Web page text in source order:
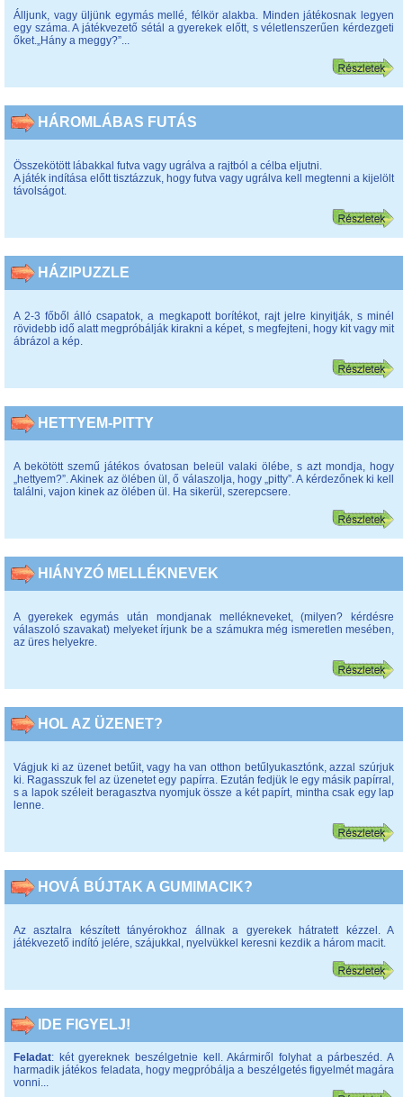
Álljunk, vagy üljünk egymás mellé, félkör alakba. Minden játékosnak legyen
egy száma. A játékvezető sétál a gyerekek előtt, s véletlenszerűen kérdezgeti
őket.„Hány a meggy?”...
HÁROMLÁBAS FUTÁS
Összekötött lábakkal futva vagy ugrálva a rajtból a célba eljutni.
A játék indítása előtt tisztázzuk, hogy futva vagy ugrálva kell megtenni a kijelölt
távolságot.
HÁZIPUZZLE
A 2-3 főből álló csapatok, a megkapott borítékot, rajt jelre kinyitják, s minél
rövidebb idő alatt megpróbálják kirakni a képet, s megfejteni, hogy kit vagy mit
ábrázol a kép.
HETTYEM-PITTY
A bekötött szemű játékos óvatosan beleül valaki ölébe, s azt mondja, hogy
„hettyem?”. Akinek az ölében ül, ő válaszolja, hogy „pitty”. A kérdezőnek ki kell
találni, vajon kinek az ölében ül. Ha sikerül, szerepcsere.
HIÁNYZÓ MELLÉKNEVEK
A gyerekek egymás után mondjanak mellékneveket, (milyen? kérdésre
válaszoló szavakat) melyeket írjunk be a számukra még ismeretlen mesében,
az üres helyekre.
HOL AZ ÜZENET?
Vágjuk ki az üzenet betűit, vagy ha van otthon betűlyukasztónk, azzal szúrjuk
ki. Ragasszuk fel az üzenetet egy papírra. Ezután fedjük le egy másik papírral,
s a lapok széleit beragasztva nyomjuk össze a két papírt, mintha csak egy lap
lenne.
HOVÁ BÚJTAK A GUMIMACIK?
Az asztalra készített tányérokhoz állnak a gyerekek hátratett kézzel. A
játékvezető indító jelére, szájukkal, nyelvükkel keresni kezdik a három macit.
IDE FIGYELJ!
Feladat: két gyereknek beszélgetnie kell. Akármiről folyhat a párbeszéd. A
harmadik játékos feladata, hogy megpróbálja a beszélgetés figyelmét magára
vonni...